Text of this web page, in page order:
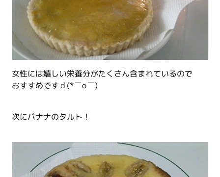
女性には嬉しい栄養分がたくさん含まれているので
おすすめですｄ(*￣o￣)
次にバナナのタルト！